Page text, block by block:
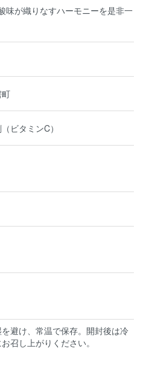
味が織りなすハーモニーを是非一
ビタミンC）
避け、常温で保存。開封後は冷
召し上がりください。